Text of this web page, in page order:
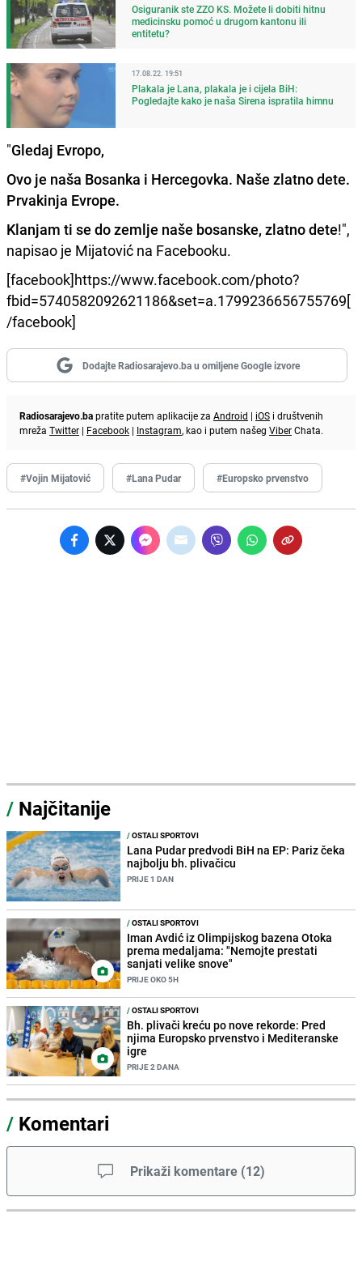
Osiguranik ste ZZO KS. Možete li dobiti hitnu
medicinsku pomoć u drugom kantonu ili
entitetu?
17.08.22. 19:51
Plakala je Lana, plakala je i cijela BiH:
Pogledajte kako je naša Sirena ispratila himnu
"Gledaj Evropo,
Ovo je naša Bosanka i Hercegovka. Naše zlatno dete.
Prvakinja Evrope.
Klanjam ti se do zemlje naše bosanske, zlatno dete!",
napisao je Mijatović na Facebooku.
[facebook]https://www.facebook.com/photo?
fbid=5740582092621186&set=a.1799236656755769[
/facebook]
Dodajte Radiosarajevo.ba u omiljene Google izvore
Radiosarajevo.bapratite putem aplikacije za Android | iOS i društvenih
mreža Twitter | Facebook | Instagram, kao i putem našeg ViberChata.
#Vojin Mijatović #Lana Pudar #Europsko prvenstvo
/ Najčitanije
/OSTALI SPORTOVI
Lana Pudar predvodi BiH na EP: Pariz čeka
najbolju bh. plivačicu
PRIJE 1 DAN
/OSTALI SPORTOVI
Iman Avdić iz Olimpijskog bazena Otoka
prema medaljama: "Nemojte prestati
sanjati velike snove"
PRIJE OKO 5H
/OSTALI SPORTOVI
Bh. plivači kreću po nove rekorde: Pred
njima Europsko prvenstvo i Mediteranske
igre
PRIJE 2 DANA
/ Komentari
Prikaži komentare (12)